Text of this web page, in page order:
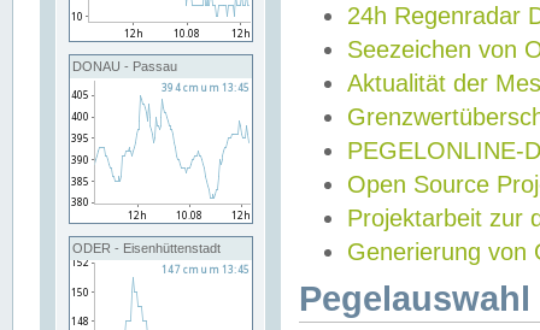
DONAU - Passau
ODER - Eisenhüttenstadt
24h Regenradar
Seezeichen von
Aktualität der
PEGELONLINE-
Open Source
Projektarbeit zur
Generierung von